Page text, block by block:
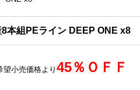
本組PEライン DEEP ONE x8
望小売価格より 45％ＯＦＦ